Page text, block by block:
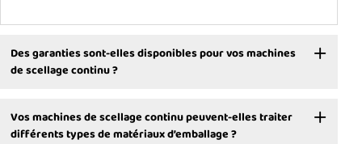
Des garanties sont-elles disponibles pour vos machines
de scellage continu ?
Vos machines de scellage continu peuvent-elles traiter
différents types de matériaux d’emballage ?